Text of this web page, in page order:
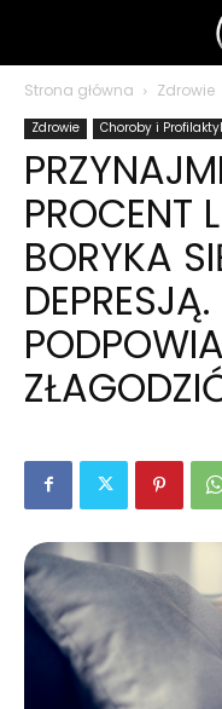
polsku
Strona główna Zdrowie
Zdrowie Choroby i
PROCENT
BORYKA
DEPRESJĄ.